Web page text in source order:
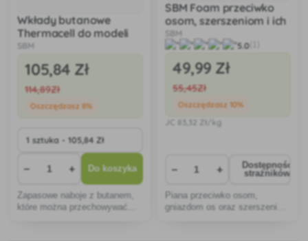
Wkłady butanowe
Thermacell do modeli
Mini Halo i MR 300
SBM
105,84 Zł
114,89Zł
Oszczędzasz 8%
− + Do koszyka
Zapasowe naboje z butanem,
które można przechowywać
SBM Foam przeciwko
osom, szerszeniom i ich
gniazdom
SBM
5.0
49,99 Zł
55,45Zł
Oszczędzasz 10%
83 ,32 Zł/kg
− +
Dostępność
strażników
Piana przeciwko osom,
gniazdom os oraz szerszeniom